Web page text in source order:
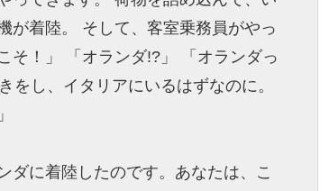
が着陸。 そして、客室乗務員がやっ
そ！」 「オランダ!?」 「オランダっ
し、イタリアにいるはずなのに。
ダに着陸したのです。あなたは、こ